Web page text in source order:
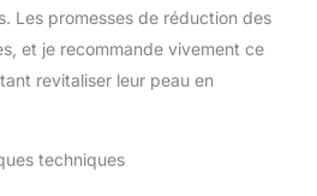
Les promesses de réduction des
et je recommande vivement ce
revitaliser leur peau en
techniques